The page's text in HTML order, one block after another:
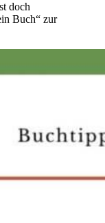
doch
Buch“ zur